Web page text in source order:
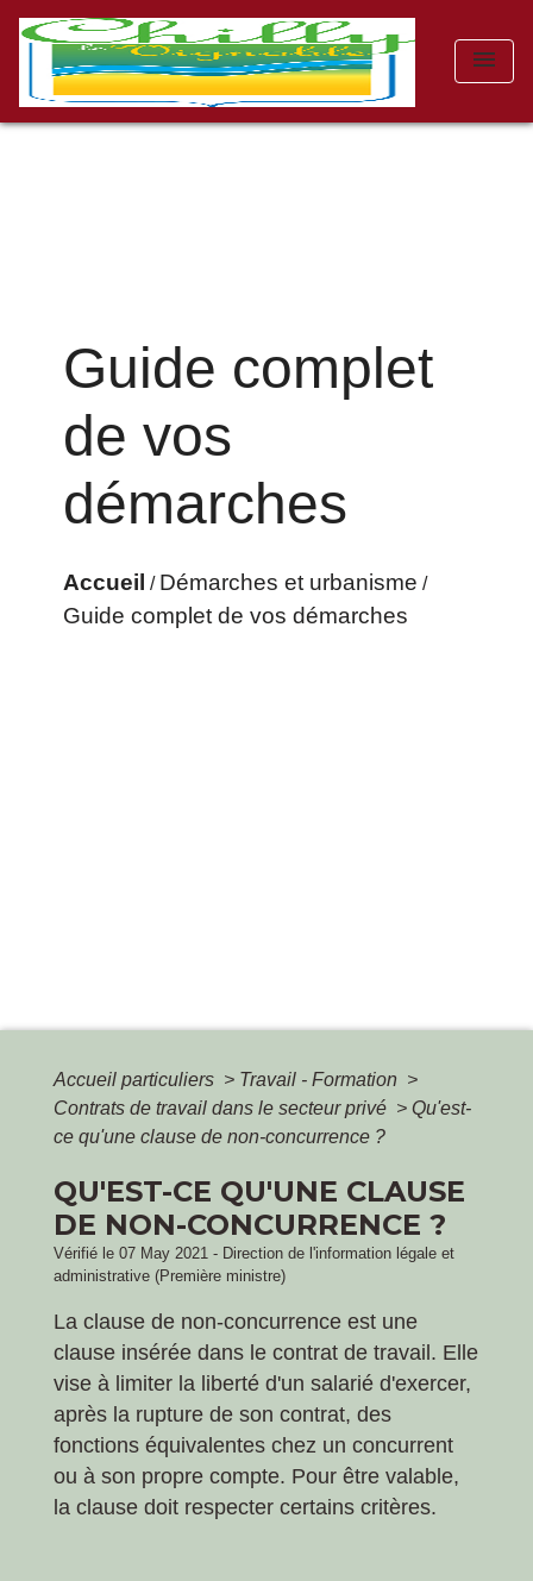
menu
Guide complet
de vos
démarches
Accueil / Démarches et urbanisme /
Guide complet de vos démarches
Accueil particuliers > Travail - Formation >
Contrats de travail dans le secteur privé > Qu'est-
ce qu'une clause de non-concurrence ?
QU'EST-CE QU'UNE CLAUSE
DE NON-CONCURRENCE ?
Vérifié le 07 May 2021 - Direction de l'information légale et
administrative (Première ministre)
La clause de non-concurrence est une
clause insérée dans le contrat de travail. Elle
vise à limiter la liberté d'un salarié d'exercer,
après la rupture de son contrat, des
fonctions équivalentes chez un concurrent
ou à son propre compte. Pour être valable,
la clause doit respecter certains critères.